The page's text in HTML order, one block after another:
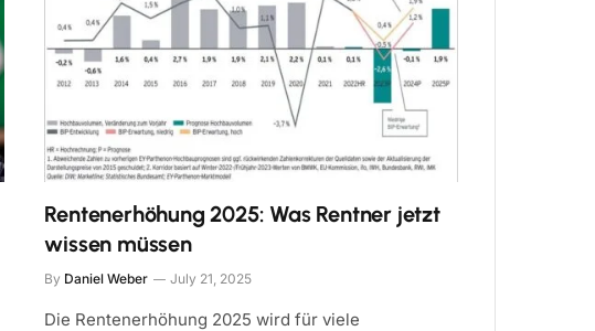
Rentenerhöhung 2025: Was Rentner jetzt
wissen müssen
By Daniel Weber July 21, 2025
Die Rentenerhöhung 2025 wird für viele